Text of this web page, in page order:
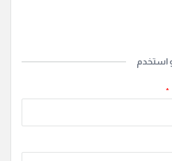
استخدم
*